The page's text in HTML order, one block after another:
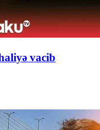
vacib